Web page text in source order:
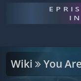
Wiki You